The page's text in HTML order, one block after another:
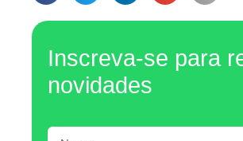
Inscreva-se para
novidades